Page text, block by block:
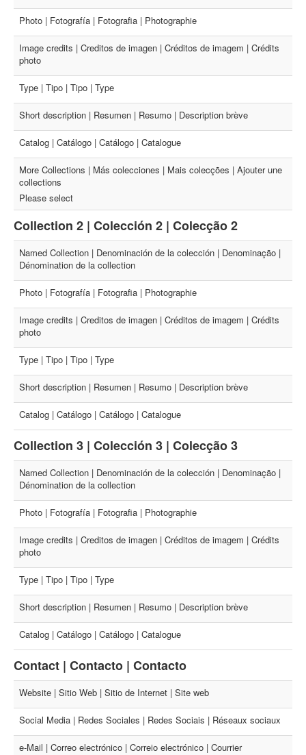
Photo | Fotografía | Fotografia | Photographie
Image credits | Creditos de imagen | Créditos de imagem | Crédits
photo
Type | Tipo | Tipo | Type
Short description | Resumen | Resumo | Description brève
Catalog | Catálogo | Catálogo | Catalogue
More Collections | Más colecciones | Mais colecções | Ajouter une
collections
Please select
Collection 2 | Colección 2 | Colecção 2
Named Collection | Denominación de la colección | Denominação |
Dénomination de la collection
Photo | Fotografía | Fotografia | Photographie
Image credits | Creditos de imagen | Créditos de imagem | Crédits
photo
Type | Tipo | Tipo | Type
Short description | Resumen | Resumo | Description brève
Catalog | Catálogo | Catálogo | Catalogue
Collection 3 | Colección 3 | Colecção 3
Named Collection | Denominación de la colección | Denominação |
Dénomination de la collection
Photo | Fotografía | Fotografia | Photographie
Image credits | Creditos de imagen | Créditos de imagem | Crédits
photo
Type | Tipo | Tipo | Type
Short description | Resumen | Resumo | Description brève
Catalog | Catálogo | Catálogo | Catalogue
Contact | Contacto | Contacto
Website | Sitio Web | Sitio de Internet | Site web
Social Media | Redes Sociales | Redes Sociais | Réseaux sociaux
e-Mail | Correo electrónico | Correio electrónico | Courrier